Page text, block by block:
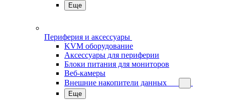
Еще
Периферия и аксессуары
KVM оборудование
Аксессуары для периферии
Блоки питания для мониторов
Веб-камеры
Внешние накопители данных
Еще